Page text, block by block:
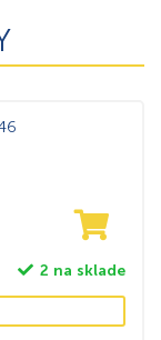
2 na sklade